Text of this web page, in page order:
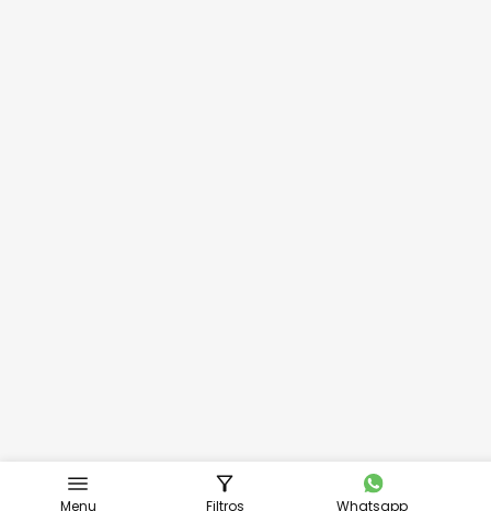
Menu Filtros Whatsapp